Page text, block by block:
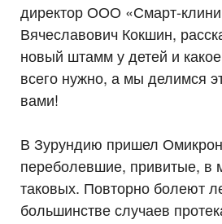
директор ООО «Смарт-
Вячеславович Кокшин,
новый штамм у детей и
всего нужно, а мы делимся
вами!
В Зурундию пришел
переболевшие, привитые, в
таковых. Повторно болеют
большинстве случаев